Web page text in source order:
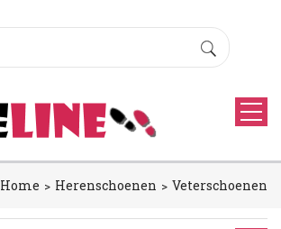
Home Herenschoenen Veterschoenen